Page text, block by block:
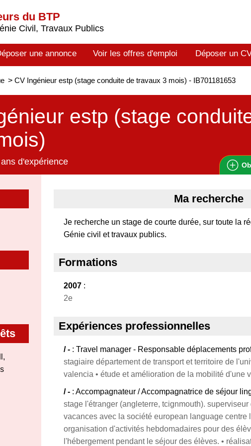
du BTP
Civil, Travaux Publics
une annonce Voir les offres d'emploi Déposer un
> CV Ingénieur estp (stage conduite de travaux 3 mois) - IB701181653
estp (stage
d'expérience
Ma recherche
Je recherche un stage de courte durée, sur toute la
Génie civil et travaux publics.
Formations
2007 :
2e
Expériences professionnelles
/ - : Travel manager - Responsable déplacements
stagiaire département de transport et territoire de
valencia • étude et amélioration de la mobilité d'une
/ - : Accompagnateur / Accompagnatrice de séjour
stage l'étranger (angleterre, tcignmouth).
vacances avec la société european language centre
organisation d'activités hebdomadaires pour des
l'hébergement pendant le séjour des élèves. •